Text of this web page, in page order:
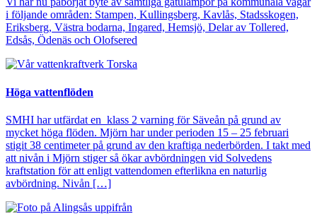
i följande områden: Stampen, Kullingsberg, Kavlås, Stadsskogen,
Eriksberg, Västra bodarna, Ingared, Hemsjö, Delar av Tollered,
Edsås, Ödenäs och Olofsered
Höga vattenflöden
SMHI har utfärdat en klass 2 varning för Säveån på grund av
mycket höga flöden. Mjörn har under perioden 15 – 25 februari
stigit 38 centimeter på grund av den kraftiga nederbörden. I takt med
att nivån i Mjörn stiger så ökar avbördningen vid Solvedens
kraftstation för att enligt vattendomen efterlikna en naturlig
avbördning. Nivån […]